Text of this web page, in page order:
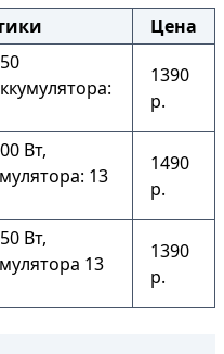
Цена
1390
р.
Вт,
13
1490
р.
Вт,
13
1390
р.